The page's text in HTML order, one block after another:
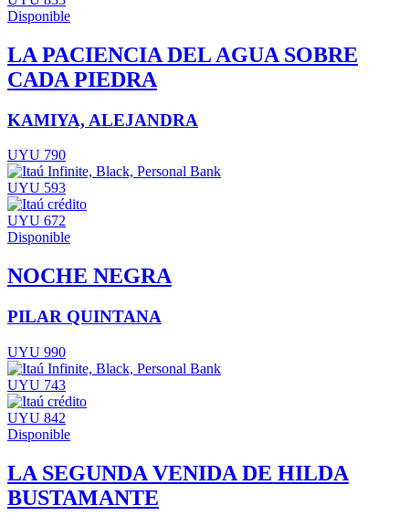
Disponible
LA PACIENCIA DEL AGUA SOBRE
CADA PIEDRA
KAMIYA, ALEJANDRA
UYU 790
UYU 593
UYU 672
Disponible
NOCHE NEGRA
PILAR QUINTANA
UYU 990
UYU 743
UYU 842
Disponible
LA SEGUNDA VENIDA DE HILDA
BUSTAMANTE